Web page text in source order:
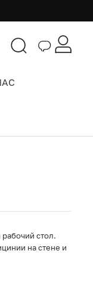
стол.
на стене и